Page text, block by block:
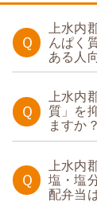
Ｑ
上水内
んぱく
ある人
Ｑ
上水内
質」を
ますか？
Ｑ
上水内
塩・塩
配弁当